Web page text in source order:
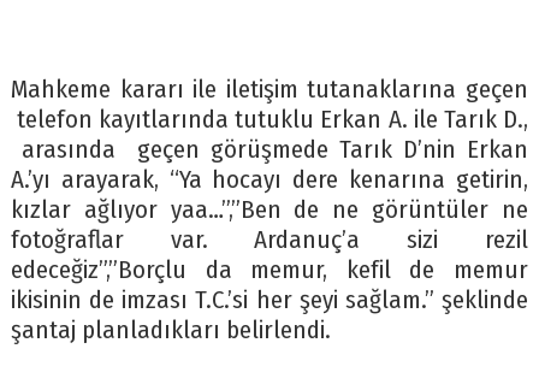
Mahkeme kararı ile iletişim tutanaklarına geçen
telefon kayıtlarında tutuklu Erkan A. ile Tarık D.,
arasında geçen görüşmede Tarık D’nin Erkan
A.’yı arayarak, “Ya hocayı dere kenarına getirin,
kızlar ağlıyor yaa…”,”Ben de ne görüntüler ne
fotoğraflar var. Ardanuç’a sizi rezil
edeceğiz”,”Borçlu da memur, kefil de memur
ikisinin de imzası T.C.’si her şeyi sağlam.” şeklinde
şantaj planladıkları belirlendi.